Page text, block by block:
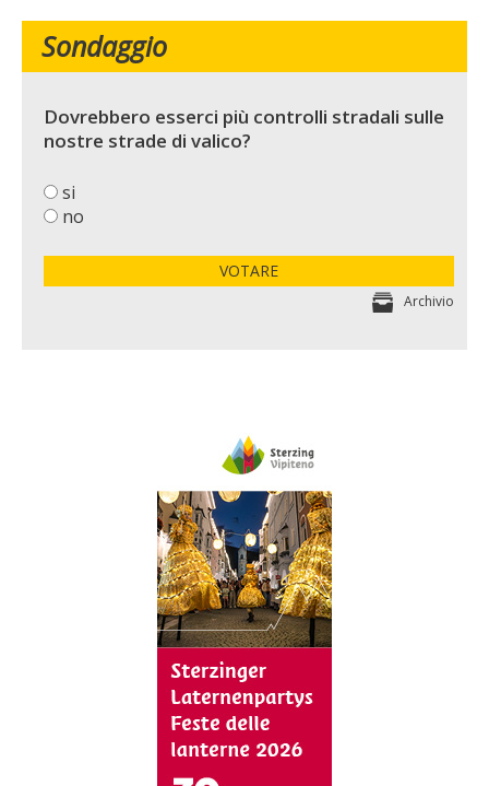
Sondaggio
Dovrebbero esserci più controlli stradali sulle
nostre strade di valico?
si
no
VOTARE
Archivio